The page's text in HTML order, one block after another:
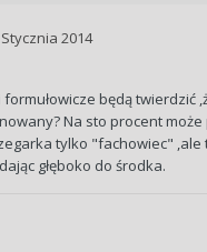
2014
formułowicze będą twierdzić
Na sto procent
tylko "fachowiec" ,ale
głęboko do środka.